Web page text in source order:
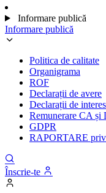
Informare publică
Informare publică
Politica de calitate
Organigrama
ROF
Declarații de avere
Declarații de
Remunerare CA și
GDPR
RAPORTARE
Înscrie-te